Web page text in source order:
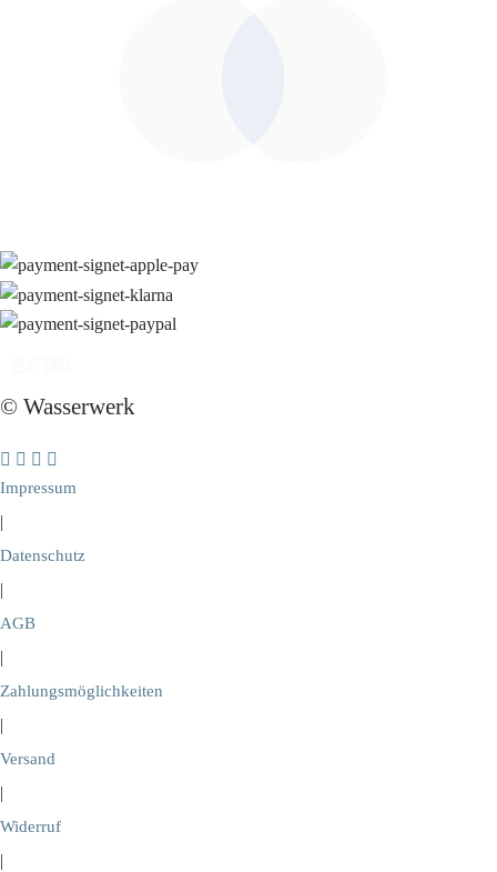
© Wasserwerk
Impressum
|
Datenschutz
|
AGB
|
Zahlungsmöglichkeiten
|
Versand
|
Widerruf
|